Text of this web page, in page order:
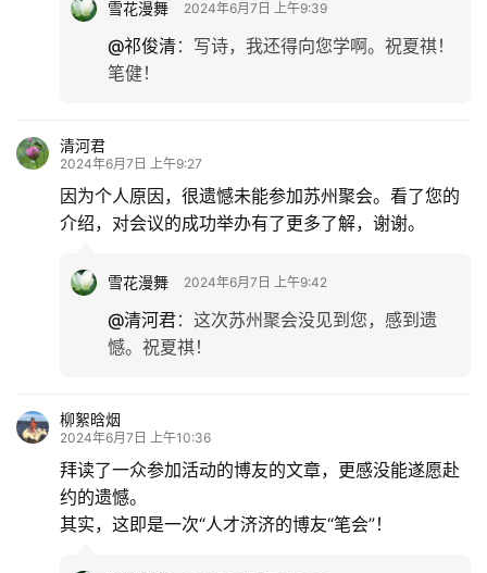
雪花漫舞 2024年6月7日 上午9:39
@祁俊清： 写诗，我还得向您学啊。祝夏祺！
笔健！
清河君
2024年6月7日 上午9:27
因为个人原因，很遗憾未能参加苏州聚会。看了您的
介绍，对会议的成功举办有了更多了解，谢谢。
雪花漫舞 2024年6月7日 上午9:42
@清河君： 这次苏州聚会没见到您，感到遗
憾。祝夏祺！
柳絮晗烟
2024年6月7日 上午10:36
拜读了一众参加活动的博友的文章，更感没能遂愿赴
约的遗憾。
其实，这即是一次“人才济济的博友“笔会”！